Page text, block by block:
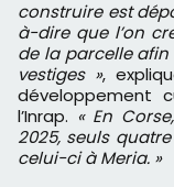
construire est
à-dire que l’on
de la parcelle
vestiges »,
développement
l’Inrap. « En
2025, seuls
celui-ci à Meria. »